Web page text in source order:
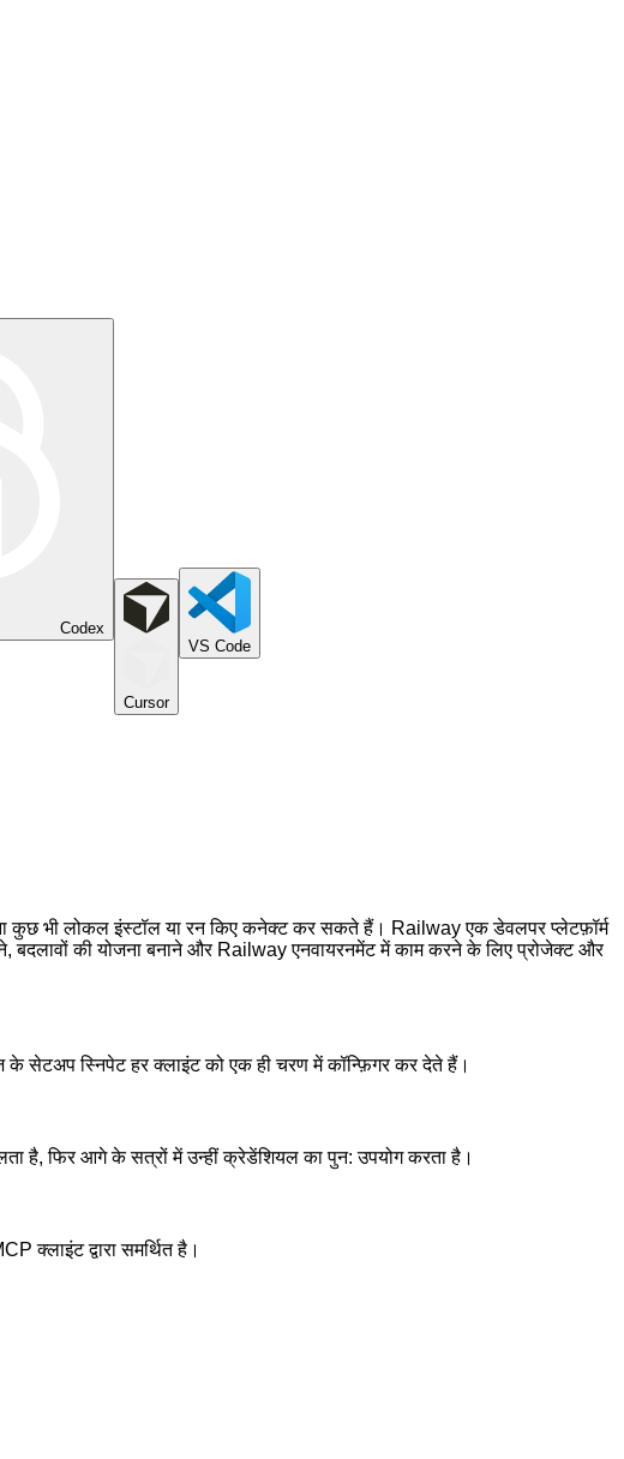
Codex
Cursor
VS Code
कुछ भी लोकल इंस्टॉल या रन किए कनेक्ट कर सकते हैं। Railway एक डेवलपर प्लेटफ़ॉर्म
बदलावों की योजना बनाने और Railway एनवायरनमेंट में काम करने के लिए प्रोजेक्ट और
स्निपेट हर क्लाइंट को एक ही चरण में कॉन्फ़िगर कर देते हैं।
है, फिर आगे के सत्रों में उन्हीं क्रेडेंशियल का पुन: उपयोग करता है।
क्लाइंट द्वारा समर्थित है।